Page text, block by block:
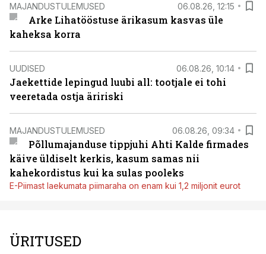
MAJANDUSTULEMUSED 06.08.26, 12:15
Arke Lihatööstuse ärikasum kasvas üle
kaheksa korra
UUDISED 06.08.26, 10:14
Jaekettide lepingud luubi all: tootjale ei tohi
veeretada ostja äririski
MAJANDUSTULEMUSED 06.08.26, 09:34
Põllumajanduse tippjuhi Ahti Kalde firmades
käive üldiselt kerkis, kasum samas nii
kahekordistus kui ka sulas pooleks
E-Piimast laekumata piimaraha on enam kui 1,2 miljonit eurot
ÜRITUSED